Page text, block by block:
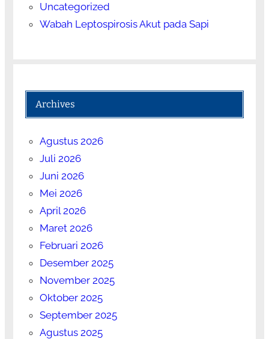
Uncategorized
Wabah Leptospirosis Akut pada Sapi
Archives
Agustus 2026
Juli 2026
Juni 2026
Mei 2026
April 2026
Maret 2026
Februari 2026
Desember 2025
November 2025
Oktober 2025
September 2025
Agustus 2025